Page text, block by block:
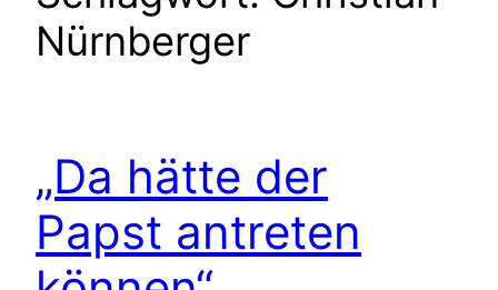
Nürnberger
„Da hätte der
Papst antreten